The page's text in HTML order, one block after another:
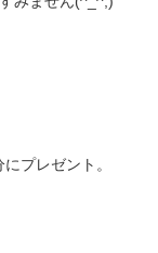
プレゼント。